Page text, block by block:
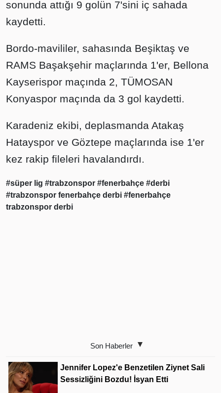
sonunda attığı 9 golün 7'sini iç sahada
kaydetti.
Bordo-mavililer, sahasında Beşiktaş ve
RAMS Başakşehir maçlarında 1'er, Bellona
Kayserispor maçında 2, TÜMOSAN
Konyaspor maçında da 3 gol kaydetti.
Karadeniz ekibi, deplasmanda Atakaş
Hatayspor ve Göztepe maçlarında ise 1'er
kez rakip fileleri havalandırdı.
#süper lig #trabzonspor #fenerbahçe #derbi
#trabzonspor fenerbahçe derbi #fenerbahçe
trabzonspor derbi
Son Haberler
Jennifer Lopez'e Benzetilen Ziynet Sali
Sessizliğini Bozdu! İsyan Etti